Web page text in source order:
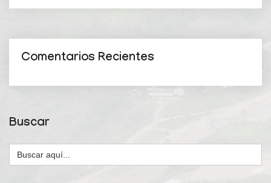
Comentarios Recientes
Buscar
Buscar: